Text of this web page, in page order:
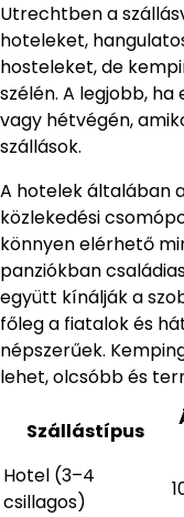
Utrechtben a
hoteleket,
hosteleket, de
szélén. A legjobb,
vagy hétvégén,
szállások.
A hotelek általában
közlekedési
könnyen elérhető
panziókban
együtt kínálják a
főleg a fiatalok és
népszerűek.
lehet, olcsóbb és
Szállástípus
Hotel (3–4
csillagos)